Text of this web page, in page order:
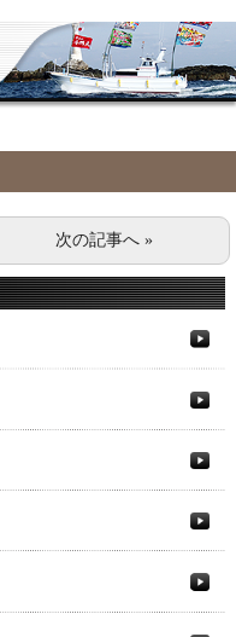
次の記事へ »